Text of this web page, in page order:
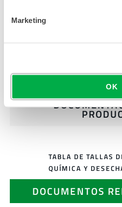
Marketing
OK
SOLICITAR MÁS
DOCUMENTOS
TABLA DE TALLAS
QUÍMICA Y